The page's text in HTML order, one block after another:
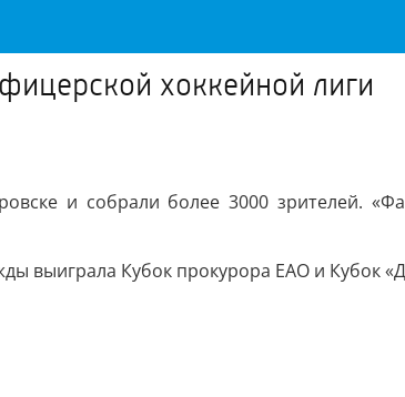
хоккейной лиги
и собрали более 3000 зрителей.
выиграла Кубок прокурора ЕАО и Кубок